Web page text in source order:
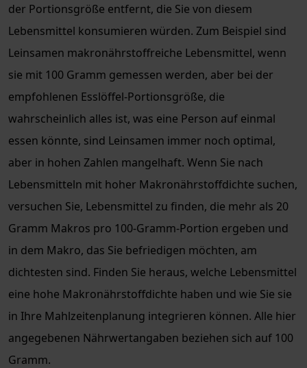
der Portionsgröße entfernt, die Sie von diesem
Lebensmittel konsumieren würden. Zum Beispiel sind
Leinsamen makronährstoffreiche Lebensmittel, wenn
sie mit 100 Gramm gemessen werden, aber bei der
empfohlenen Esslöffel-Portionsgröße, die
wahrscheinlich alles ist, was eine Person auf einmal
essen könnte, sind Leinsamen immer noch optimal,
aber in hohen Zahlen mangelhaft. Wenn Sie nach
Lebensmitteln mit hoher Makronährstoffdichte suchen,
versuchen Sie, Lebensmittel zu finden, die mehr als 20
Gramm Makros pro 100-Gramm-Portion ergeben und
in dem Makro, das Sie befriedigen möchten, am
dichtesten sind. Finden Sie heraus, welche Lebensmittel
eine hohe Makronährstoffdichte haben und wie Sie sie
in Ihre Mahlzeitenplanung integrieren können. Alle hier
angegebenen Nährwertangaben beziehen sich auf 100
Gramm.